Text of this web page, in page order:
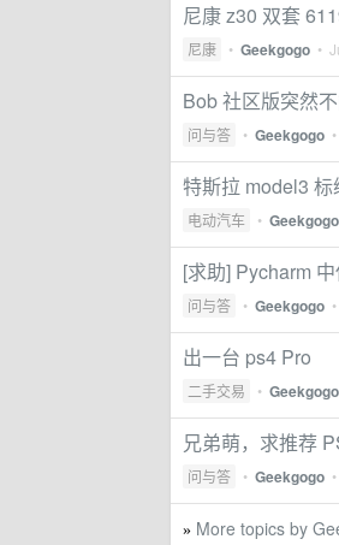
尼康 z30 双套
尼康 • Geekgogo •
Bob 社区版突然
问与答 • Geekgogo •
特斯拉 model3 标
电动汽车 • Geekgogo
[求助] Pycharm
问与答 • Geekgogo •
出一台 ps4 Pro
二手交易 • Geekgogo
兄弟萌，求推荐
问与答 • Geekgogo •
» More topics by